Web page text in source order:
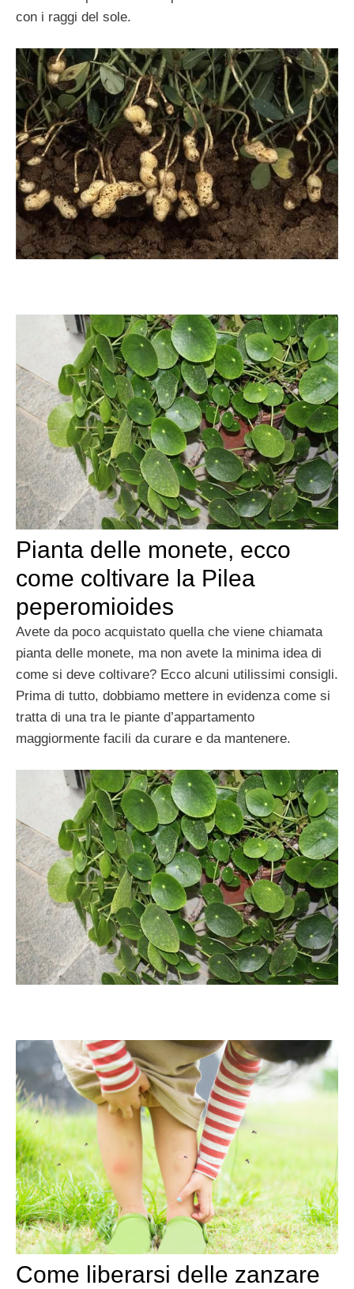
con i raggi del sole.
Pianta delle monete, ecco
come coltivare la Pilea
peperomioides
Avete da poco acquistato quella che viene chiamata
pianta delle monete, ma non avete la minima idea di
come si deve coltivare? Ecco alcuni utilissimi consigli.
Prima di tutto, dobbiamo mettere in evidenza come si
tratta di una tra le piante d’appartamento
maggiormente facili da curare e da mantenere.
Come liberarsi delle zanzare